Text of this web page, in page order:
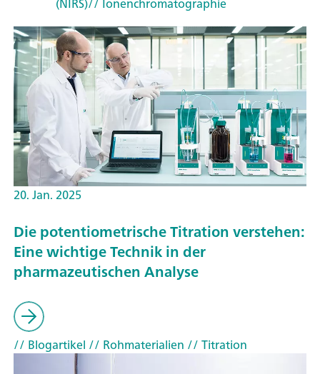
20. Jan. 2025
Die potentiometrische Titration verstehen:
Eine wichtige Technik in der
pharmazeutischen Analyse
// Blogartikel // Rohmaterialien // Titration